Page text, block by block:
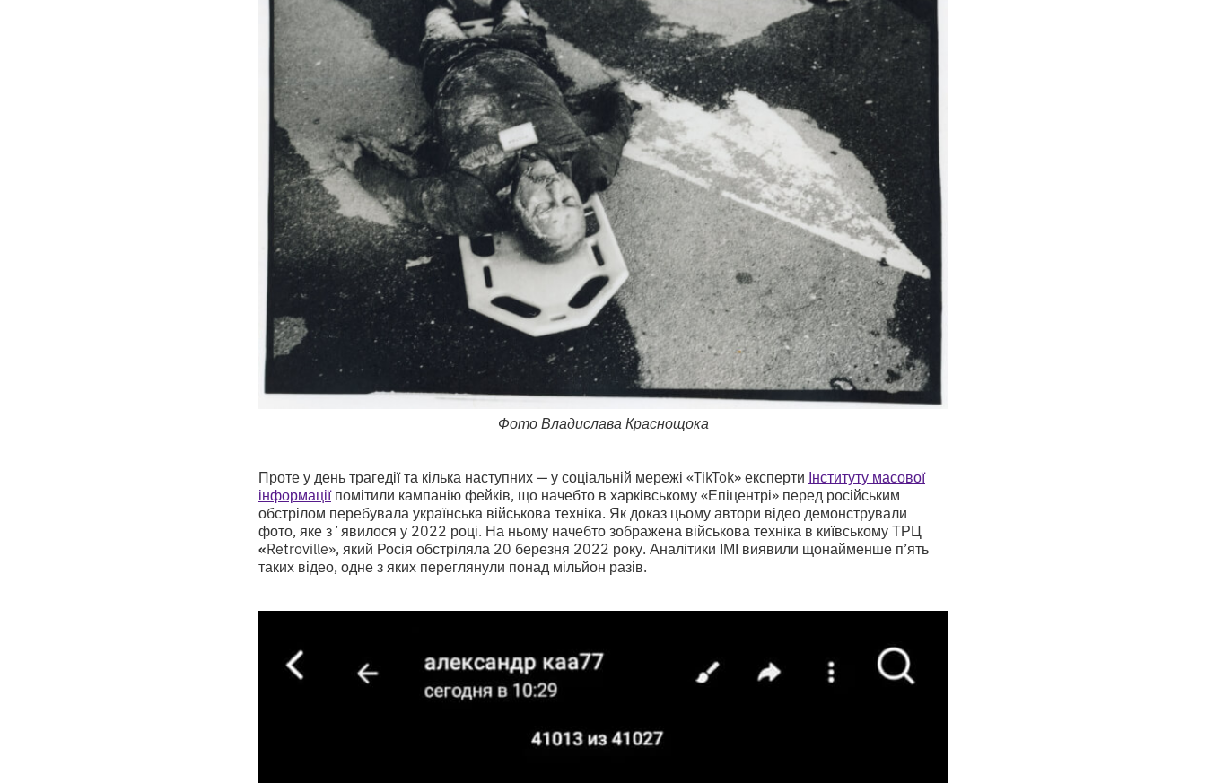
Фото Владислава Краснощока
Проте у день трагедії та кілька наступних — у соціальній мережі «TikTok» експерти Інституту масової
інформаціїпомітили кампанію фейків, що начебто в харківському «Епіцентрі» перед російським
обстрілом перебувала українська військова техніка. Як доказ цьому автори відео демонстрували
фото, яке зʼявилося у 2022 році. На ньому начебто зображена військова техніка в київському ТРЦ
«Retroville», який Росія обстріляла 20 березня 2022 року. Аналітики ІМІ виявили щонайменше п’ять
таких відео, одне з яких переглянули понад мільйон разів.